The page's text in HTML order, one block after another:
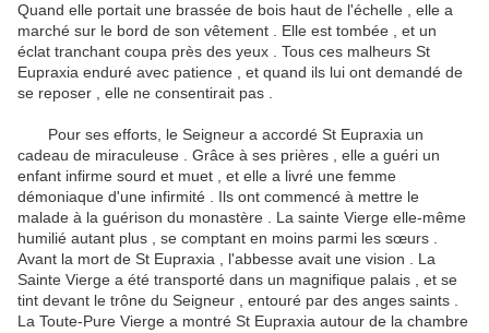
Quand elle portait une brassée de bois haut de l'échelle , elle a
marché sur le bord de son vêtement .
Elle est tombée , et un
éclat tranchant coupa près des yeux .
Tous ces malheurs St
Eupraxia enduré avec patience , et quand ils lui ont demandé de
se reposer , elle ne consentirait pas .
Pour ses efforts, le Seigneur a accordé St Eupraxia un
cadeau de miraculeuse .
Grâce à ses prières , elle a guéri un
enfant infirme sourd et muet , et elle a livré une femme
démoniaque d'une infirmité .
Ils ont commencé à mettre le
malade à la guérison du monastère .
La sainte Vierge elle-même
humilié autant plus , se comptant en moins parmi les sœurs .
Avant la mort de St Eupraxia , l'abbesse avait une vision .
La
Sainte Vierge a été transporté dans un magnifique palais , et se
tint devant le trône du Seigneur , entouré par des anges saints .
La Toute-Pure Vierge a montré St Eupraxia autour de la chambre